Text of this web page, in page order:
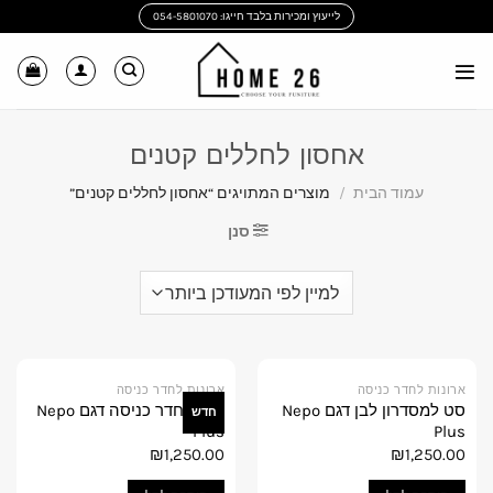
to
לייעוץ ומכירות בלבד חייגו: 054-5801070
אחסון לחללים קטנים
עמוד הבית / מוצרים המתויגים “אחסון לחללים קטנים”
סנן
ארונות לחדר כניסה
סט למסדרון לבן דגם Nepo
Plus
₪1,250.00
חדש
ארונות לחדר כניסה
ארון לחדר כניסה דגם Nepo
Plus
₪1,250.00